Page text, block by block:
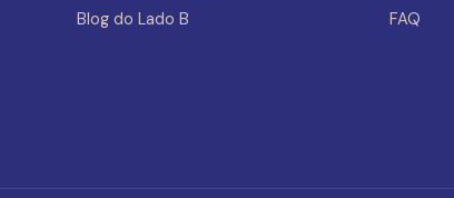
Blog do Lado B
FAQ